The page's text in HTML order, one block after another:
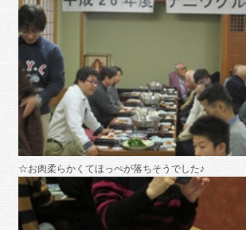
☆お肉柔らかくてほっぺが落ちそうでした♪